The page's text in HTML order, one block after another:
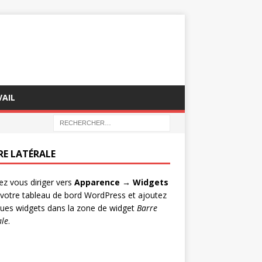
LATÉRALE
vous diriger vers Apparence → Widgets
tableau de bord WordPress et ajoutez
widgets dans la zone de widget Barre
.